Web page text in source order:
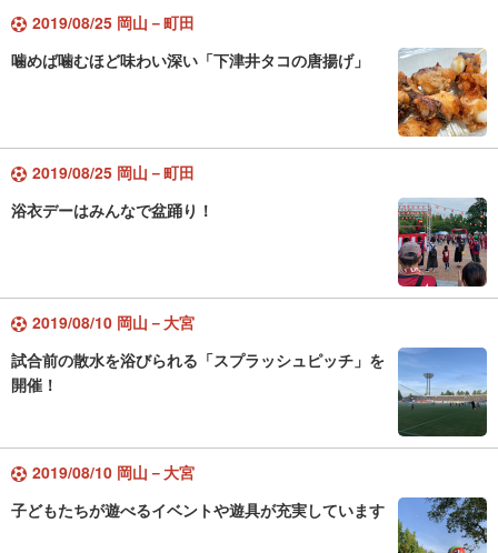
2019/08/25 岡山－町田
噛めば噛むほど味わい深い「下津井タコの唐揚げ」
2019/08/25 岡山－町田
浴衣デーはみんなで盆踊り！
2019/08/10 岡山－大宮
試合前の散水を浴びられる「スプラッシュピッチ」を
開催！
2019/08/10 岡山－大宮
子どもたちが遊べるイベントや遊具が充実しています